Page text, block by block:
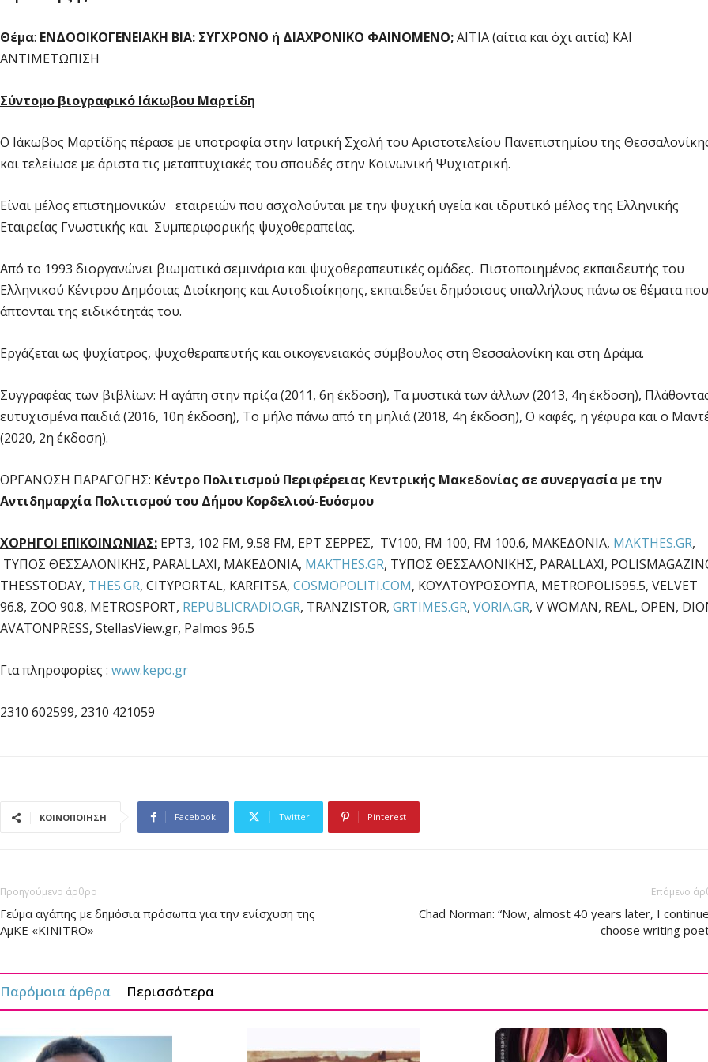
Θέμα: ΕΝΔΟΟΙΚΟΓΕΝΕΙΑΚΗ ΒΙΑ: ΣΥΓΧΡΟΝΟ ή ΔΙΑΧΡΟΝΙΚΟ ΦΑΙΝΟΜΕΝΟ;ΑΙΤΙΑ (αίτια και όχι αιτία) ΚΑΙ
ΑΝΤΙΜΕΤΩΠΙΣΗ
Σύντομο βιογραφικό Ιάκωβου Μαρτίδη
Ο Ιάκωβος Μαρτίδης πέρασε με υποτροφία στην Ιατρική Σχολή του Αριστοτελείου Πανεπιστημίου της
και τελείωσε με άριστα τις μεταπτυχιακές του σπουδές στην Κοινωνική Ψυχιατρική.
Είναι μέλος επιστημονικών εταιρειών που ασχολούνται με την ψυχική υγεία και ιδρυτικό μέλος της Ελληνικής
Εταιρείας Γνωστικής και Συμπεριφορικής ψυχοθεραπείας.
Από το 1993 διοργανώνει βιωματικά σεμινάρια και ψυχοθεραπευτικές ομάδες. Πιστοποιημένος εκπαιδευτής του
Ελληνικού Κέντρου Δημόσιας Διοίκησης και Αυτοδιοίκησης, εκπαιδεύει δημόσιους υπαλλήλους πάνω σε θέματα που
άπτονται της ειδικότητάς του.
Εργάζεται ως ψυχίατρος, ψυχοθεραπευτής και οικογενειακός σύμβουλος στη Θεσσαλονίκη και στη Δράμα.
Συγγραφέας των βιβλίων: Η αγάπη στην πρίζα (2011, 6η έκδοση), Τα μυστικά των άλλων (2013, 4η έκδοση),
ευτυχισμένα παιδιά (2016, 10η έκδοση), Το μήλο πάνω από τη μηλιά (2018, 4η έκδοση), Ο καφές, η γέφυρα και ο
(2020, 2η έκδοση).
ΟΡΓΑΝΩΣΗ ΠΑΡΑΓΩΓΗΣ: Κέντρο Πολιτισμού Περιφέρειας Κεντρικής Μακεδονίας σε συνεργασία με την
Αντιδημαρχία Πολιτισμού του Δήμου Κορδελιού-Ευόσμου
ΧΟΡΗΓΟΙ ΕΠΙΚΟΙΝΩΝΙΑΣ: ΕΡΤ3, 102 FM, 9.58 FM, ΕΡΤ ΣΕΡΡΕΣ, TV100, FM 100, FM 100.6, ΜΑΚΕΔΟΝΙΑ, MAKTHES.GR,
ΤΥΠΟΣ ΘΕΣΣΑΛΟΝΙΚΗΣ, PARALLAXI, ΜΑΚΕΔΟΝΙΑ, MAKTHES.GR, ΤΥΠΟΣ ΘΕΣΣΑΛΟΝΙΚΗΣ, PARALLAXI,
THESSTODAY, THES.GR, CITYPORTAL, KARFITSA, COSMOPOLITI.COM, ΚΟΥΛΤΟΥΡΟΣΟΥΠΑ, METROPOLIS95.5, VELVET
96.8, ZOO 90.8, METROSPORT, REPUBLICRADIO.GR, TRANZISTOR, GRTIMES.GR, VORIA.GR, V WOMAN, REAL, OPEN,
AVATONPRESS, StellasView.gr, Palmos 96.5
Για πληροφορίες : www.kepo.gr
2310 602599, 2310 421059
ΚΟΙΝΟΠΟΙΗΣΗ Facebook Twitter Pinterest
Προηγούμενο άρθρο
Γεύμα αγάπης με δημόσια πρόσωπα για την ενίσχυση της
ΑμΚΕ «ΚINITRO»
Επόμενο
Chad Norman: “Now, almost 40 years later, I
choose writing
Παρόμοια άρθρα Περισσότερα